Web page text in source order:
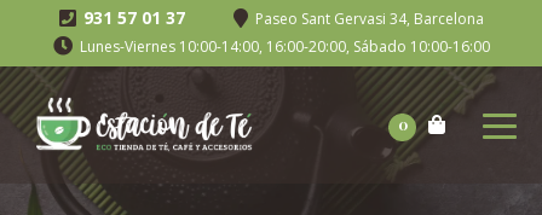
931 57 01 37
Paseo Sant Gervasi 34, Barcelona
Lunes-Viernes 10:00-14:00, 16:00-20:00, Sábado 10:00-16:00
0